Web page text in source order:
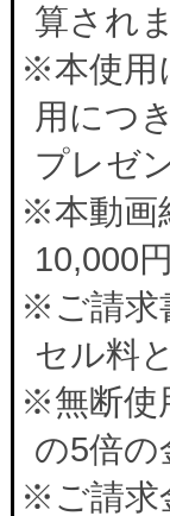
算され
※本使用
用につ
プレゼ
※本動画
10,000
※ご請求
セル料
※無断使
の5倍
※ご請求